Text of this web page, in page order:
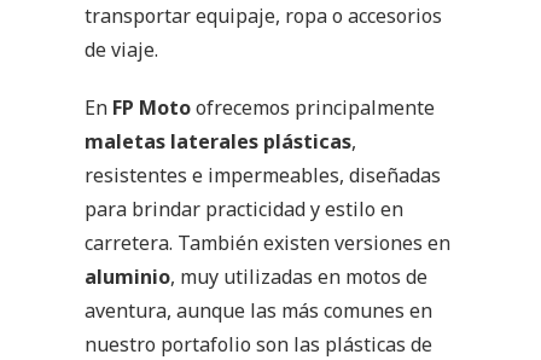
transportar equipaje, ropa o accesorios
de viaje.
En FP Motoofrecemos principalmente
maletas laterales plásticas,
resistentes e impermeables, diseñadas
para brindar practicidad y estilo en
carretera. También existen versiones en
aluminio, muy utilizadas en motos de
aventura, aunque las más comunes en
nuestro portafolio son las plásticas de